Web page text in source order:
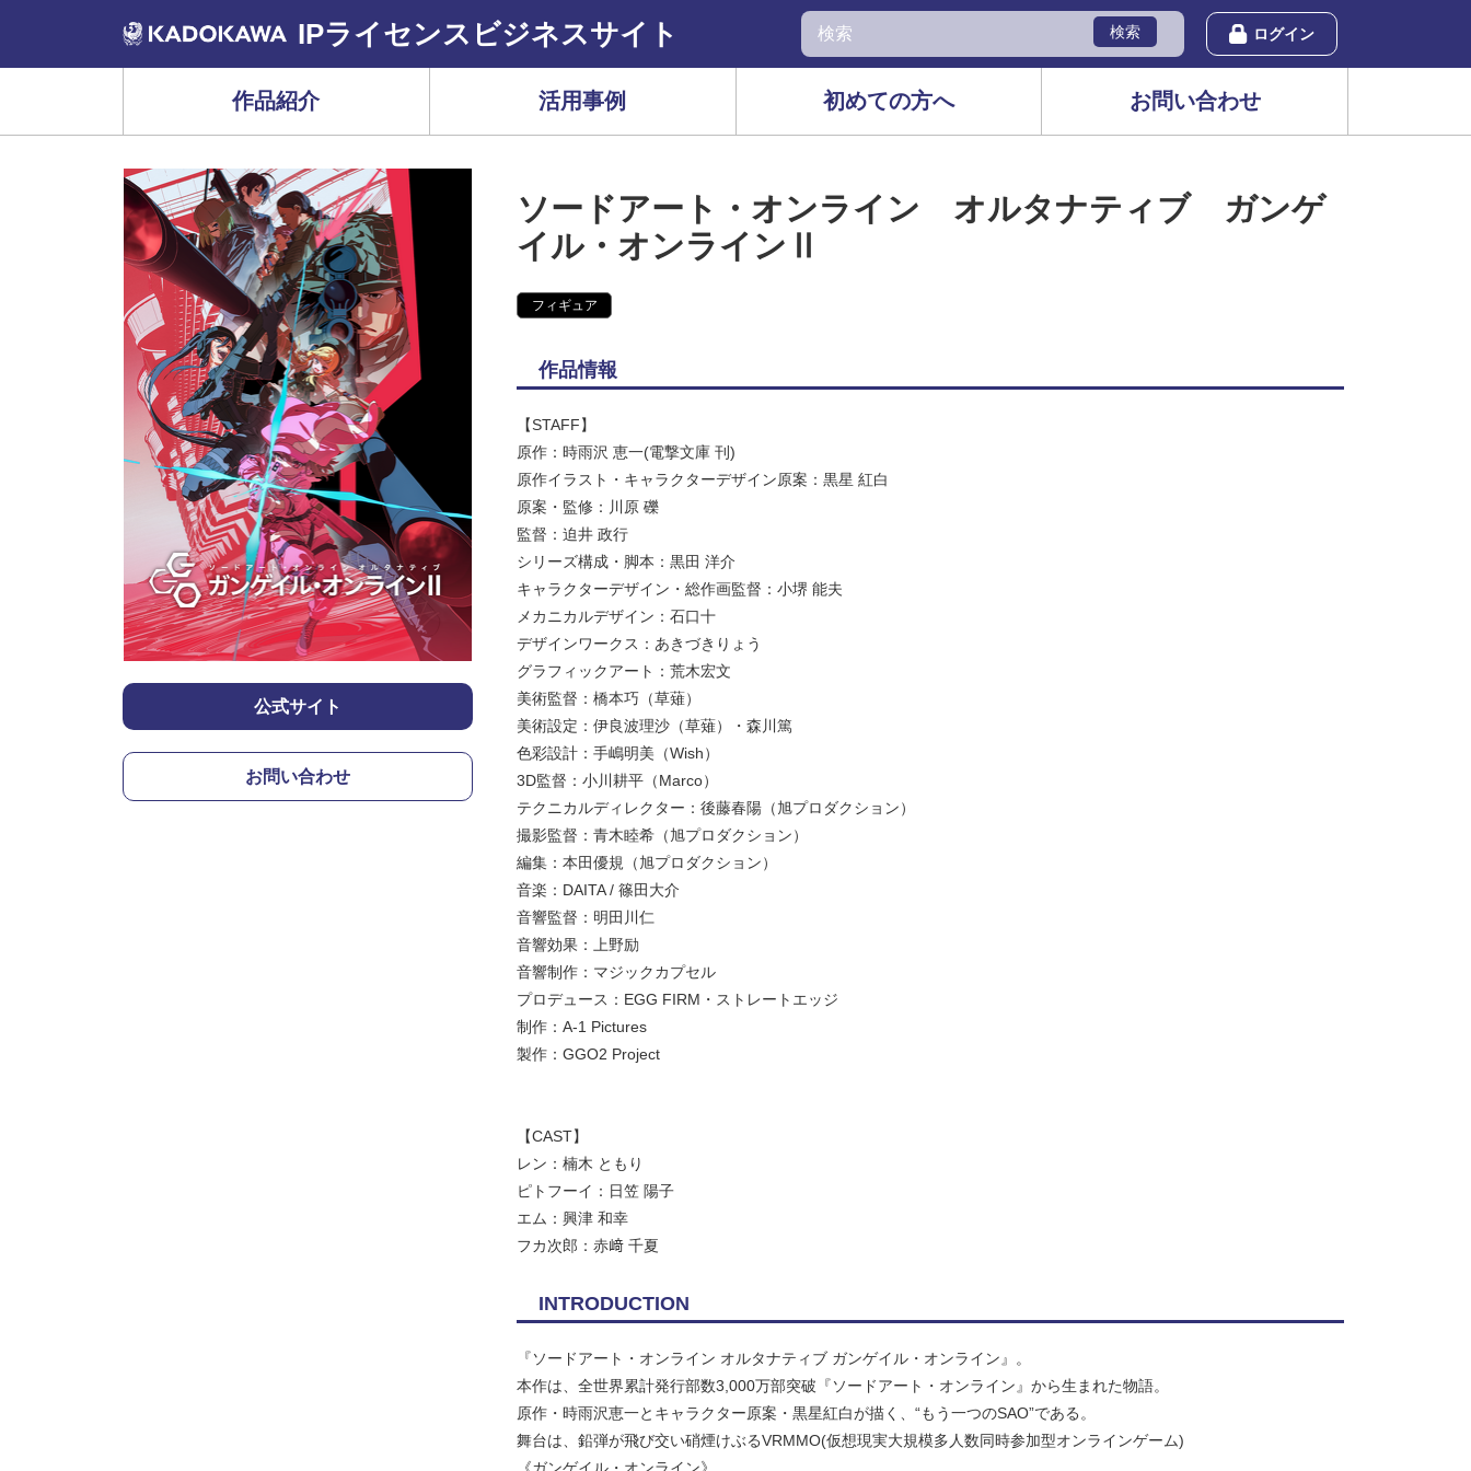
IPライセンスビジネスサイト 検索 ログイン
作品紹介 活用事例 初めての方へ お問い合わせ
公式サイト
お問い合わせ
ソードアート・オンライン オルタナティブ ガンゲ
イル・オンラインⅡ
フィギュア
作品情報
【STAFF】
原作：時雨沢 恵一(電撃文庫 刊)
原作イラスト・キャラクターデザイン原案：黒星 紅白
原案・監修：川原 礫
監督：迫井 政行
シリーズ構成・脚本：黒田 洋介
キャラクターデザイン・総作画監督：小堺 能夫
メカニカルデザイン：石口十
デザインワークス：あきづきりょう
グラフィックアート：荒木宏文
美術監督：橋本巧（草薙）
美術設定：伊良波理沙（草薙）・森川篤
色彩設計：手嶋明美（Wish）
3D監督：小川耕平（Marco）
テクニカルディレクター：後藤春陽（旭プロダクション）
撮影監督：青木睦希（旭プロダクション）
編集：本田優規（旭プロダクション）
音楽：DAITA / 篠田大介
音響監督：明田川仁
音響効果：上野励
音響制作：マジックカプセル
プロデュース：EGG FIRM・ストレートエッジ
制作：A-1 Pictures
製作：GGO2 Project
【CAST】
レン：楠木 ともり
ピトフーイ：日笠 陽子
エム：興津 和幸
フカ次郎：赤﨑 千夏
INTRODUCTION
『ソードアート・オンライン オルタナティブ ガンゲイル・オンライン』。
本作は、全世界累計発行部数3,000万部突破『ソードアート・オンライン』から生まれた物語。
原作・時雨沢恵一とキャラクター原案・黒星紅白が描く、“もう一つのSAO”である。
舞台は、鉛弾が飛び交い硝煙けぶるVRMMO(仮想現実大規模多人数同時参加型オンラインゲーム)